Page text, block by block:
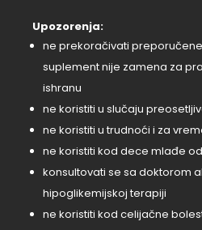
Upozorenja:
ne prekoračivati
suplement nije zamena za
ishranu
ne koristiti u slučaju
ne koristiti u trudnoći i za
ne koristiti kod dece mlađe
konsultovati se sa doktorom
hipoglikemijskoj terapiji
ne koristiti kod celijačne